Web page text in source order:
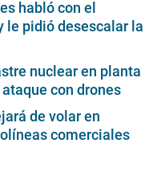
habló con el
le pidió desescalar la
nuclear en planta
con drones
de volar en
comerciales